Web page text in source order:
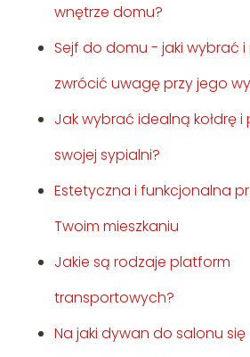
wnętrze domu?
Sejf do domu - jaki wybrać
zwrócić uwagę przy jego
Jak wybrać idealną kołdrę
swojej sypialni?
Estetyczna i funkcjonalna
Twoim mieszkaniu
Jakie są rodzaje platform
transportowych?
Na jaki dywan do salonu się